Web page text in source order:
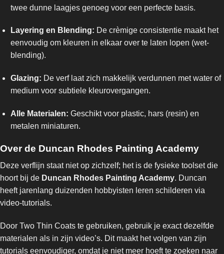
twee dunne laagjes genoeg voor een perfecte basis.
Layering en Blending: De crèmige consistentie maakt het
eenvoudig om kleuren in elkaar over te laten lopen (wet-
blending).
Glazing: De verf laat zich makkelijk verdunnen met water of
medium voor subtiele kleurovergangen.
Alle Materialen: Geschikt voor plastic, hars (resin) en
metalen miniaturen.
Over de Duncan Rhodes Painting Academy
Deze verflijn staat niet op zichzelf; het is de fysieke toolset die
hoort bij de Duncan Rhodes Painting Academy. Duncan
heeft jarenlang duizenden hobbyisten leren schilderen via
video-tutorials.
Door Two Thin Coats te gebruiken, gebruik je exact dezelfde
materialen als in zijn video’s. Dit maakt het volgen van zijn
tutorials eenvoudiger, omdat je niet meer hoeft te zoeken naar